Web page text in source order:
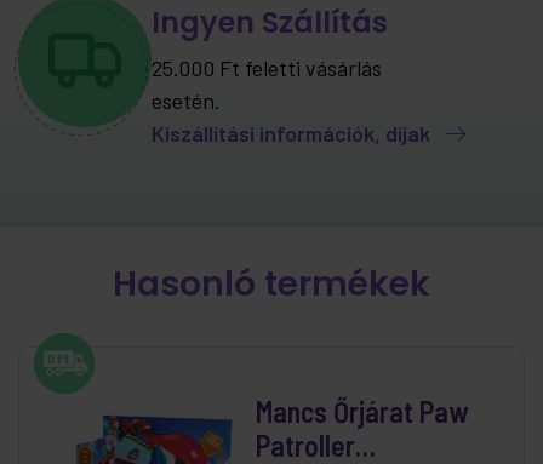
Ingyen Szállítás
25.000 Ft feletti vásárlás
esetén.
Kiszállítási információk, díjak
Hasonló termékek
Mancs Őrjárat Paw
Patroller